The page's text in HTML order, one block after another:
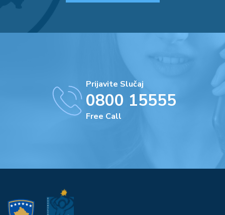
Prijavite Slučaj
0800 15555
Free Call